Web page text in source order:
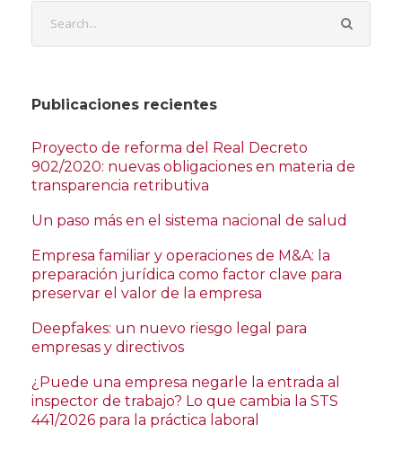
Publicaciones recientes
Proyecto de reforma del Real Decreto
902/2020: nuevas obligaciones en materia de
transparencia retributiva
Un paso más en el sistema nacional de salud
Empresa familiar y operaciones de M&A: la
preparación jurídica como factor clave para
preservar el valor de la empresa
Deepfakes: un nuevo riesgo legal para
empresas y directivos
¿Puede una empresa negarle la entrada al
inspector de trabajo? Lo que cambia la STS
441/2026 para la práctica laboral